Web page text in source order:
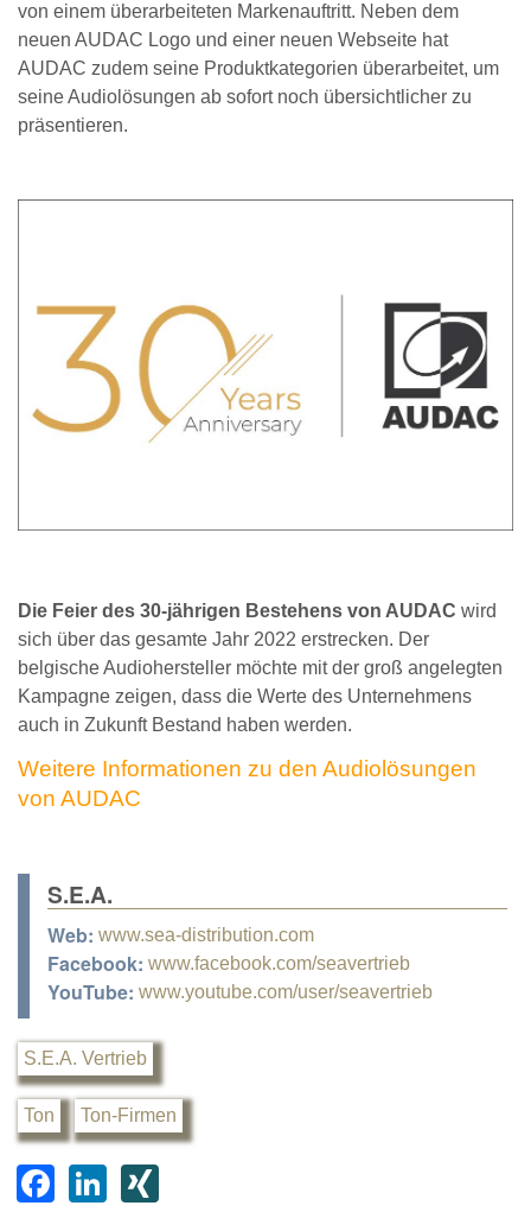
von einem überarbeiteten Markenauftritt. Neben dem
neuen AUDAC Logo und einer neuen Webseite hat
AUDAC zudem seine Produktkategorien überarbeitet, um
seine Audiolösungen ab sofort noch übersichtlicher zu
präsentieren.
Die Feier des 30-jährigen Bestehens von AUDAC wird
sich über das gesamte Jahr 2022 erstrecken. Der
belgische Audiohersteller möchte mit der groß angelegten
Kampagne zeigen, dass die Werte des Unternehmens
auch in Zukunft Bestand haben werden.
Weitere Informationen zu den Audiolösungen
von AUDAC
S.E.A.
Web: www.sea-distribution.com
Facebook: www.facebook.com/seavertrieb
YouTube: www.youtube.com/user/seavertrieb
S.E.A. Vertrieb
Ton Ton-Firmen
F
Li